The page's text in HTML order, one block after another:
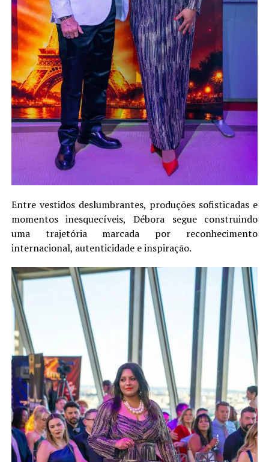
Entre vestidos deslumbrantes, produções sofisticadas e
momentos inesquecíveis, Débora segue construindo
uma trajetória marcada por reconhecimento
internacional, autenticidade e inspiração.